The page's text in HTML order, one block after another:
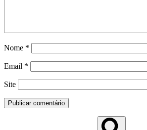
Nome *
Email *
Site